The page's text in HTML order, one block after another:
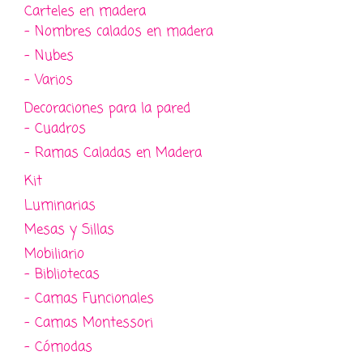
Carteles en madera
- Nombres calados en madera
- Nubes
- Varios
Decoraciones para la pared
- Cuadros
- Ramas Caladas en Madera
Kit
Luminarias
Mesas y Sillas
Mobiliario
- Bibliotecas
- Camas Funcionales
- Camas Montessori
- Cómodas